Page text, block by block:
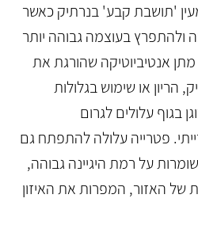
'תושבת קבע' בנרתיק כאשר
ולהתפרץ בעוצמה גבוהה יותר
אנטיביוטיקה שהורגת את
הריון או שימוש בגלולות
עלולים לגרום
פטרייה עלולה להתפתח גם
על רמת היגיינה גבוהה,
של האזור, המפרות את האיזון